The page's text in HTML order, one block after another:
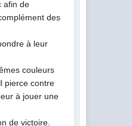
afin de
des
à leur
couleurs
pierce contre
à jouer une
de victoire.